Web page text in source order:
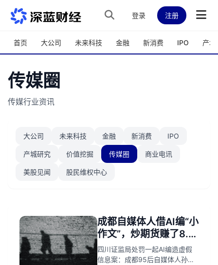
跳转到主内容
登录 注册
首页 大公司 未来科技 金融 新消费 IPO 产城
传媒圈
传媒行业资讯
大公司 未来科技 金融 新消费 IPO
产城研究 价值挖掘 传媒圈 商业电讯
美股见闻 股民维权中心
成都自媒体人借AI编“小
作文”，炒期货赚了8.5
万被重罚
四川证监局处罚一起AI编造虚假
信息案：成都95后自媒体人孙哲